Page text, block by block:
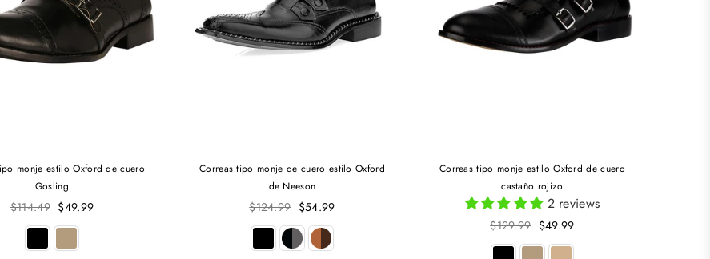
monje estilo Oxford de cuero
Gosling
Precio
habitual
$114.49 $49.99
Correas tipo monje de cuero estilo Oxford
de Neeson
Precio
habitual
$124.99 $54.99
Correas tipo monje estilo Oxford de cuero
castaño rojizo
2 reviews
Precio
habitual
$129.99 $49.99